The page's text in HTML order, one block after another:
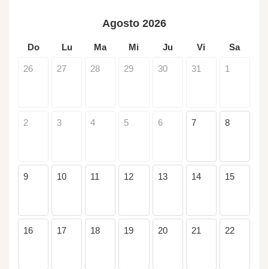
Agosto 2026
Do Lu Ma Mi Ju Vi Sa
26 27 28 29 30 31 1
2 3 4 5 6 7 8
9 10 11 12 13 14 15
16 17 18 19 20 21 22